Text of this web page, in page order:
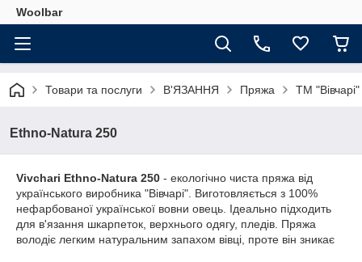
Woolbar
Товари та послуги В'ЯЗАННЯ Пряжа ТМ "Вівчарі"
Ethno-Natura 250
Vivchari Ethno-Natura 250 - екологічно чиста пряжа від
українського виробника "Вівчарі". Виготовляється з 100%
нефарбованої української вовни овець. Ідеально підходить
для в'язання шкарпеток, верхнього одягу, пледів. Пряжа
володіє легким натуральним запахом вівці, проте він зникає